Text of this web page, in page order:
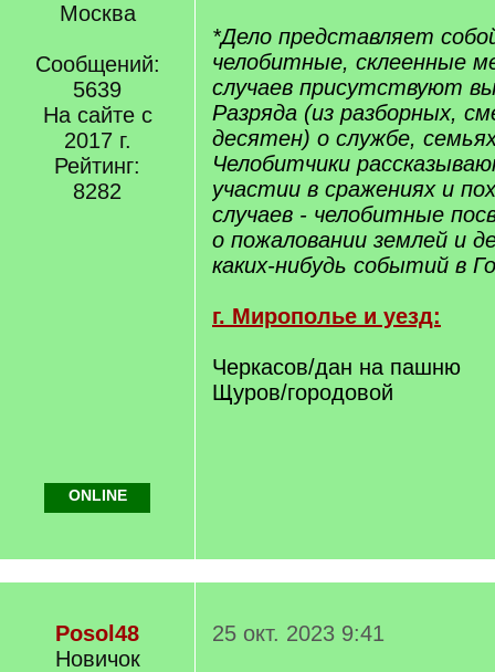
Москва
Сообщений:
5639
На сайте с
2017 г.
Рейтинг:
8282
*Дело представляет
челобитные, склеенные
случаев присутствуют
Разряда (из разборных,
десятен) о службе,
Челобитчики
участии в сражениях и
случаев - челобитные
о пожаловании землей и
каких-нибудь событий в
г. Мирополье и уезд:
Черкасов/дан на пашню
Щуров/городовой
ONLINE
Posol48
Новичок
25 окт. 2023 9:41